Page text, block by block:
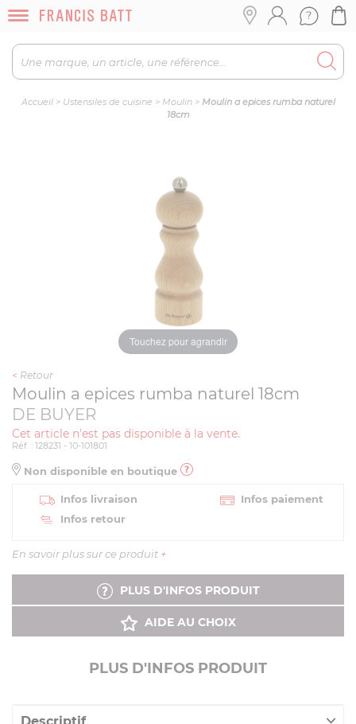
Accueil> Ustensiles de cuisine > Moulin> Moulin a epices rumba naturel
18cm
Touchez pour agrandir
< Retour
Moulin a epices rumba naturel 18cm
DE BUYER
Cet article n'est pas disponible à la vente.
Réf. : 128231 - 10-101801
Non disponible en boutique
Infos livraison
Infos paiement
Infos retour
En savoir plus sur ce produit +
PLUS D'INFOS PRODUIT
AIDE AU CHOIX
PLUS D'INFOS PRODUIT